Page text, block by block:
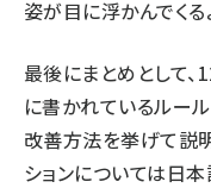
姿が目に浮かんでくる
最後にまとめとして、
に書かれているルー
改善方法を挙げて説
ションについては日